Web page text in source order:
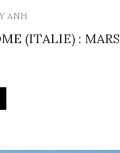
ANH
(ITALIE) : MARS